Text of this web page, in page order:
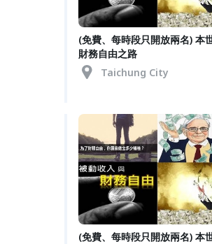
(免費、每時段只開放兩名) 本
財務自由之路
Taichung City
(免費、每時段只開放兩名) 本